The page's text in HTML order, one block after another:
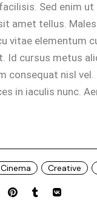
Sed enim ut
amet tellus.
vitae elementum
Id cursus metus
consequat nisl
in iaculis nunc.
Cinema Creative